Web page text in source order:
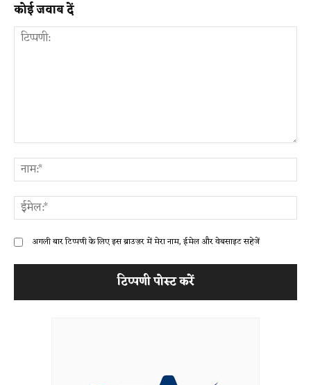
कोई जवाब दें
अगली बार टिप्पणी के लिए इस ब्राउज़र में मेरा नाम, ईमेल और वेबसाइट सहेजें